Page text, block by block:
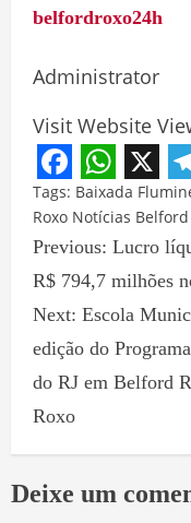
belfordroxo24h
Administrator
Visit Website
X
Tags: Baixada
Roxo Notícias Belford
Previous: Lucro
R$ 794,7 milhões
Next: Escola
edição do
do RJ em Belford
Roxo
Deixe um